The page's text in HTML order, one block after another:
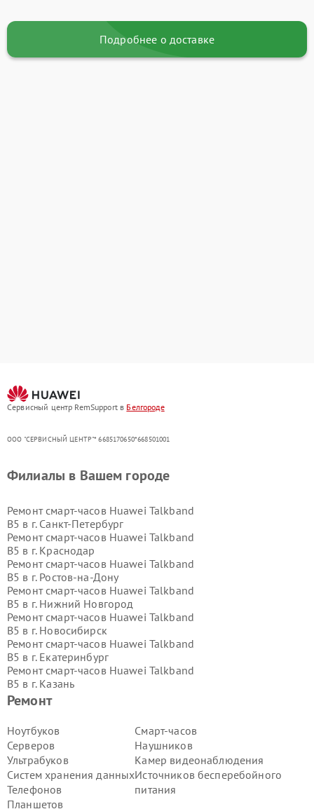
Подробнее о доставке
Сервисный центр RemSupport в Белгороде
ООО "СЕРВИСНЫЙ ЦЕНТР"* 6685170650*668501001
Ремонт
Ноутбуков
Серверов
Ультрабуков
Систем хранения данных
Телефонов
Планшетов
Смарт-часов
Наушников
Камер видеонаблюдения
Источников бесперебойного
питания
Филиалы в Вашем городе
Ремонт смарт-часов Huawei Talkband
B5 в г. Санкт-Петербург
Ремонт смарт-часов Huawei Talkband
B5 в г. Краснодар
Ремонт смарт-часов Huawei Talkband
B5 в г. Ростов-на-Дону
Ремонт смарт-часов Huawei Talkband
B5 в г. Нижний Новгород
Ремонт смарт-часов Huawei Talkband
B5 в г. Новосибирск
Ремонт смарт-часов Huawei Talkband
B5 в г. Екатеринбург
Ремонт смарт-часов Huawei Talkband
B5 в г. Казань
Ремонт смарт-часов Huawei Talkband
B5 в г.Воронеж
Ремонт смарт-часов Huawei Talkband
B5 в г.Волгоград
Ремонт смарт-часов Huawei Talkband
B5 в г.Самара
Ремонт смарт-часов Huawei Talkband
B5 в г.Пермь
Ремонт смарт-часов Huawei Talkband